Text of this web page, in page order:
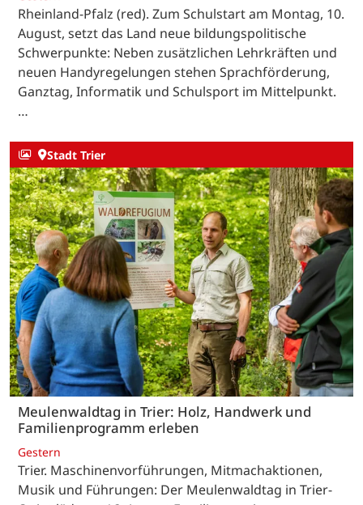
Rheinland-Pfalz (red). Zum Schulstart am Montag, 10.
August, setzt das Land neue bildungspolitische
Schwerpunkte: Neben zusätzlichen Lehrkräften und
neuen Handyregelungen stehen Sprachförderung,
Ganztag, Informatik und Schulsport im Mittelpunkt.
…
Stadt Trier
Meulenwaldtag in Trier: Holz, Handwerk und
Familienprogramm erleben
Gestern
Trier. Maschinenvorführungen, Mitmachaktionen,
Musik und Führungen: Der Meulenwaldtag in Trier-